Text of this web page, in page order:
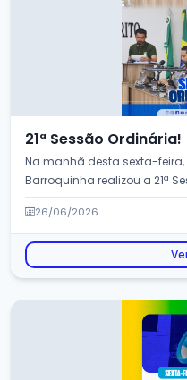
21ª Sessão Ordinária!
Na manhã desta sexta-
Barroquinha realizou a 21ª
oficialmente...
26/06/2026